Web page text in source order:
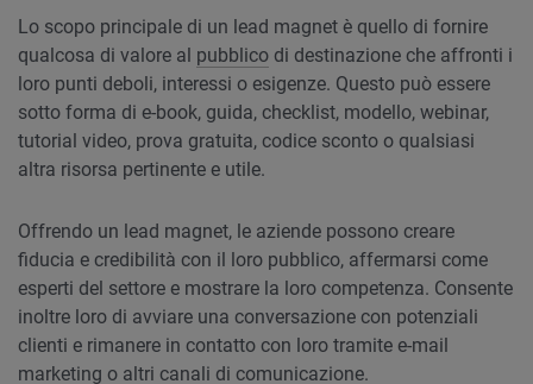
Lo scopo principale di un lead magnet è quello di fornire
qualcosa di valore al pubblico di destinazione che affronti i
loro punti deboli, interessi o esigenze. Questo può essere
sotto forma di e-book, guida, checklist, modello, webinar,
tutorial video, prova gratuita, codice sconto o qualsiasi
altra risorsa pertinente e utile.
Offrendo un lead magnet, le aziende possono creare
fiducia e credibilità con il loro pubblico, affermarsi come
esperti del settore e mostrare la loro competenza. Consente
inoltre loro di avviare una conversazione con potenziali
clienti e rimanere in contatto con loro tramite e-mail
marketing o altri canali di comunicazione.